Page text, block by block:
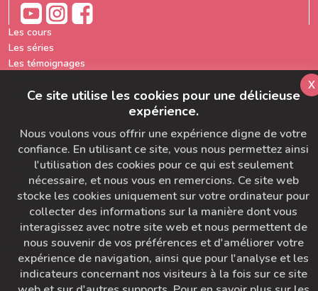
Les cours
Les séries
Les témoignages
Formation prof de yoga
FAQ
Ajoutez-nous à votre carnet d'adresse
Le bon départ
SymbioBoard
Politique BaseCamp
A propos du Studio Diva Yoga
CGU & Politique de Confidentialité
Pour nous contacter
Ce site utilise les cookies pour une délicieuse
expérience.
Nous voulons vous offrir une expérience digne de votre
confiance. En utilisant ce site, vous nous permettez ainsi
l'utilisation des cookies pour ce qui est seulement
nécessaire, et nous vous en remercions. Ce site web
stocke les cookies uniquement sur votre ordinateur pour
collecter des informations sur la manière dont vous
interagissez avec notre site web et nous permettent de
nous souvenir de vos préférences et d'améliorer votre
expérience de navigation, ainsi que pour l'analyse et les
indicateurs concernant nos visiteurs à la fois sur ce site
x